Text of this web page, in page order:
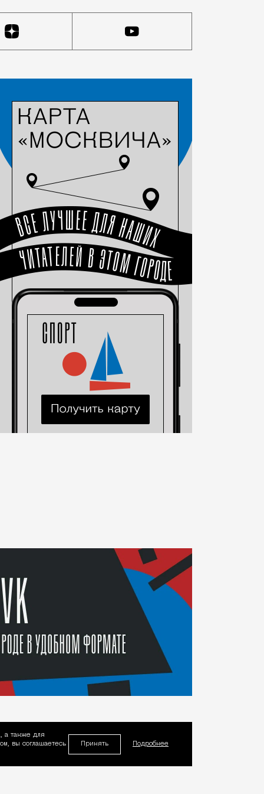
а также для
вы соглашаетесь
Принять Подробнее